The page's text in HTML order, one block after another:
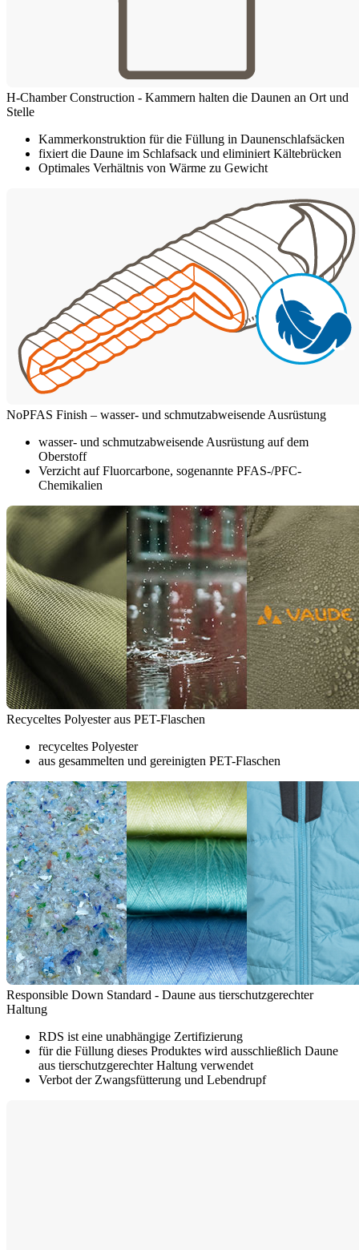
H-Chamber Construction - Kammern halten die Daunen an Ort und
Stelle
Kammerkonstruktion für die Füllung in Daunenschlafsäcken
fixiert die Daune im Schlafsack und eliminiert Kältebrücken
Optimales Verhältnis von Wärme zu Gewicht
NoPFAS Finish – wasser- und schmutzabweisende Ausrüstung
wasser- und schmutzabweisende Ausrüstung auf dem
Oberstoff
Verzicht auf Fluorcarbone, sogenannte PFAS-/PFC-
Chemikalien
Recyceltes Polyester aus PET-Flaschen
recyceltes Polyester
aus gesammelten und gereinigten PET-Flaschen
Responsible Down Standard - Daune aus tierschutzgerechter
Haltung
RDS ist eine unabhängige Zertifizierung
für die Füllung dieses Produktes wird ausschließlich Daune
aus tierschutzgerechter Haltung verwendet
Verbot der Zwangsfütterung und Lebendrupf